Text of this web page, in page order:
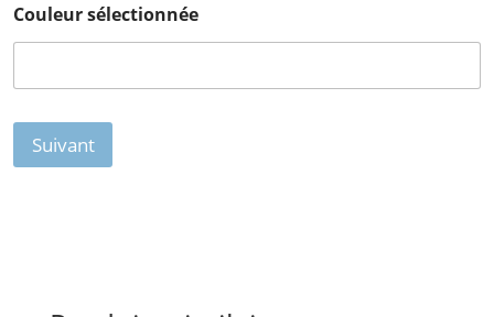
Couleur sélectionnée
Suivant